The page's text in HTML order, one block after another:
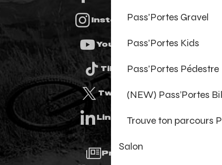
Pass'Portes Gravel
Pass'Portes Kids
Pass'Portes Pédestre
(NEW) Pass’Portes
Trouve ton parcours
Salon
Instagram
Youtube
Tiktok
Twitter
Linkedin
Presse